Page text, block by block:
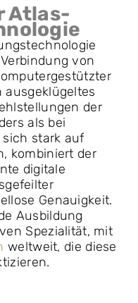
Atlas-
von
der
als bei
sich stark auf
kombiniert der
digitale
Genauigkeit.
Ausbildung
Spezialität, mit
weltweit, die diese